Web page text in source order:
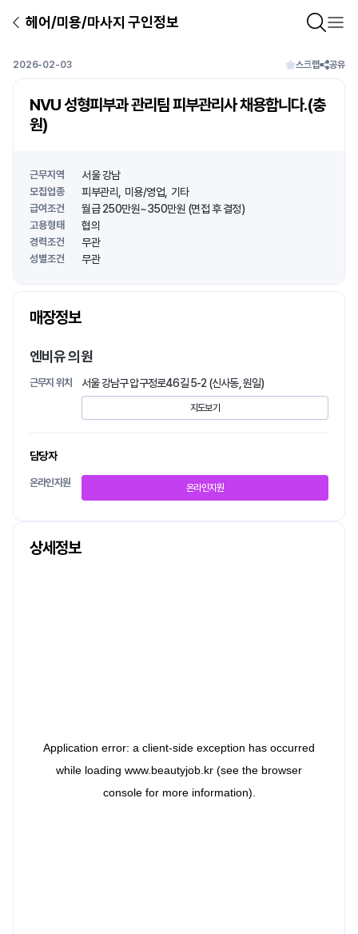
헤어/미용/마사지 구인정보
2026-02-03 스크랩 공유
NVU 성형피부과 관리팀 피부관리사 채용합니다.(충
원)
근무지역 서울 강남
모집업종 피부관리 미용/영업 기타
급여조건 월급 250만원~350만원 (면접 후 결정)
고용형태 협의
경력조건 무관
성별조건 무관
매장정보
엔비유 의원
근무지 위치 서울 강남구 압구정로46길 5-2 (신사동, 원일)
지도보기
담당자
온라인지원 온라인지원
상세정보